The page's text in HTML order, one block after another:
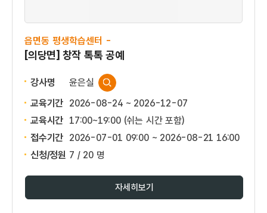
읍면동 평생학습센터 -
[의당면] 창작 톡톡 공예
강사명
윤은실
교육기간 2026-08-24 ~ 2026-12-07
교육시간 17:00~19:00 (쉬는 시간 포함)
접수기간 2026-07-01 09:00 ~ 2026-08-21 16:00
신청/정원 7 / 20 명
자세히보기